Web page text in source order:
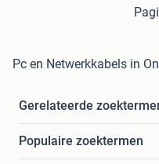
Pc en Netwerkkabels in
Gerelateerde
Populaire zoektermen